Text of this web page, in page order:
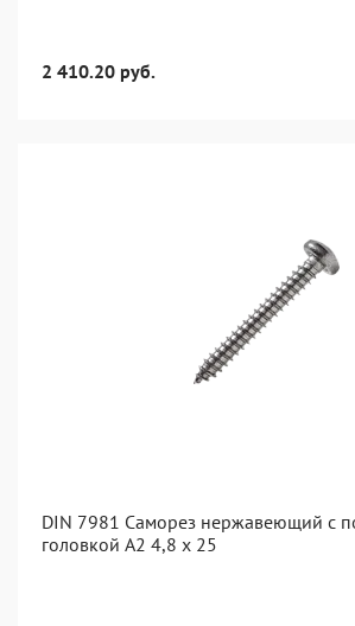
2 410.20 руб.
DIN 7981 Саморез нержавеющий с
головкой А2 4,8 x 25